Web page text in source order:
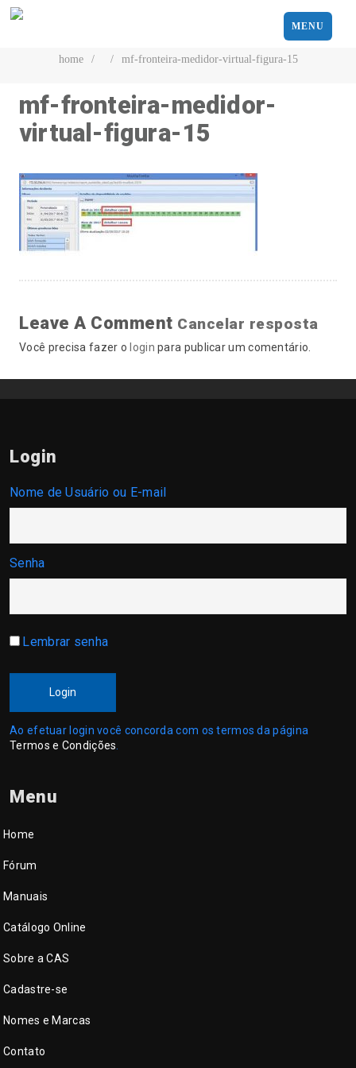
MENU
home / / mf-fronteira-medidor-virtual-figura-15
mf-fronteira-medidor-
virtual-figura-15
Leave A Comment Cancelar resposta
Você precisa fazer o login para publicar um comentário.
Login
Nome de Usuário ou E-mail
Senha
Lembrar senha
Login
Ao efetuar login você concorda com os termos da página
Termos e Condições
Menu
Home
Fórum
Manuais
Catálogo Online
Sobre a CAS
Cadastre-se
Nomes e Marcas
Contato